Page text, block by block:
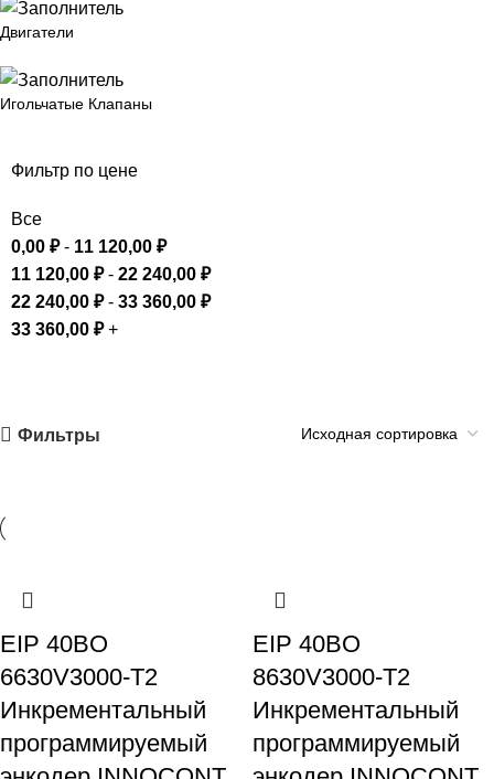
Двигатели
Игольчатые Клапаны
Фильтр по цене
Все
0,00 ₽- 11 120,00 ₽
11 120,00 ₽- 22 240,00 ₽
22 240,00 ₽- 33 360,00 ₽
33 360,00 ₽+
Фильтры
EIP 40BO
6630V3000-T2
Инкрементальный
программируемый
EIP 40BO
8630V3000-T2
Инкрементальный
программируемый